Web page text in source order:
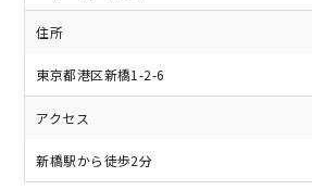
住所
東京都港区新橋1-2-6
アクセス
新橋駅から徒歩2分